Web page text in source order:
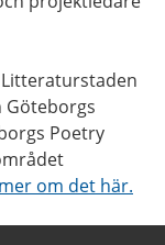
Göteborgs
Poetry
om det här.